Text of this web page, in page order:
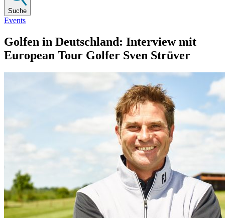
Suche
Events
Golfen in Deutschland: Interview mit
European Tour Golfer Sven Strüver